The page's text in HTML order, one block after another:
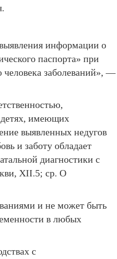
информации о
паспорта» при
человека заболеваний», —
детях, имеющих
выявленных недугов
и заботу обладает
диагностики с
ХII.5; ср. О
и не может быть
в любых
с